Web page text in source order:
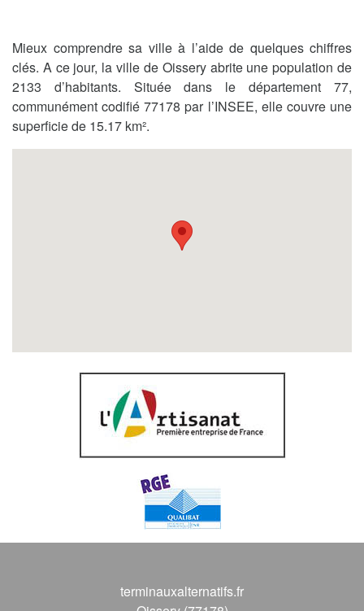
Mieux comprendre sa ville à l’aide de quelques chiffres
clés. A ce jour, la ville de Oissery abrite une population de
2133 d’habitants. Située dans le département 77,
communément codifié 77178 par l’INSEE, elle couvre une
superficie de 15.17 km².
terminauxalternatifs.fr